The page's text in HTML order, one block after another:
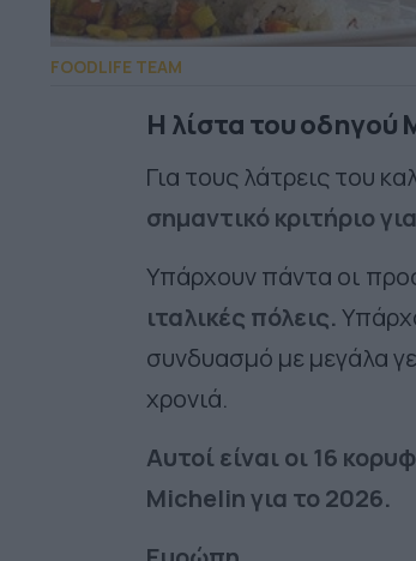
FOODLIFE TEAM
Η λίστα του οδηγού
Για τους λάτρεις του
σημαντικό κριτήριο
Υπάρχουν πάντα οι
ιταλικές πόλεις.
συνδυασμό με μεγάλα
χρονιά.
Αυτοί είναι οι 16
Michelin για το 2026.